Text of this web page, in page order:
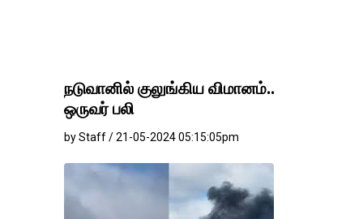
நடுவானில் குலுங்கிய விமானம்..
ஒருவர் பலி
by Staff / 21-05-2024 05:15:05pm